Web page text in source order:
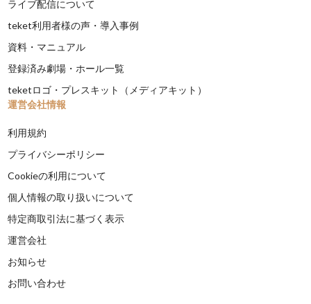
ライブ配信について
teket利用者様の声・導入事例
資料・マニュアル
登録済み劇場・ホール一覧
teketロゴ・プレスキット（メディアキット）
運営会社情報
利用規約
プライバシーポリシー
Cookieの利用について
個人情報の取り扱いについて
特定商取引法に基づく表示
運営会社
お知らせ
お問い合わせ